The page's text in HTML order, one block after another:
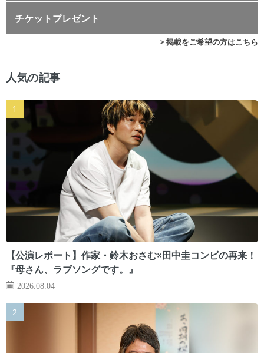
チケットプレゼント
> 掲載をご希望の方はこちら
人気の記事
【公演レポート】作家・鈴木おさむ×田中圭コンビの再来！
『母さん、ラブソングです。』
2026.08.04